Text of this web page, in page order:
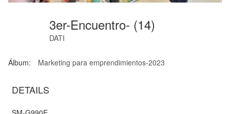
3er-Encuentro- (14)
DATI
Álbum: Marketing para emprendimientos-2023
DETAILS